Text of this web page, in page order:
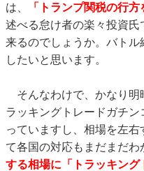
は、
「トランプ関税の行
述べる怠け者の楽々投資
来るのでしょうか。バトル
したいと思います。
そんなわけで、かなり明
ラッキングトレードガチ
っていますし、相場を左
て各国の対応もまだまだわ
する相場に「トラッキン